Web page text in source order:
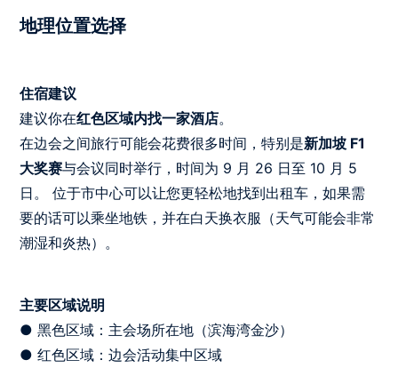
地理位置选择
住宿建议
建议你在红色区域内找一家酒店。
在边会之间旅行可能会花费很多时间，特别是新加坡 F1
大奖赛与会议同时举行，时间为 9 月 26 日至 10 月 5
日。 位于市中心可以让您更轻松地找到出租车，如果需
要的话可以乘坐地铁，并在白天换衣服（天气可能会非常
潮湿和炎热）。
主要区域说明
● 黑色区域：主会场所在地（滨海湾金沙）
● 红色区域：边会活动集中区域